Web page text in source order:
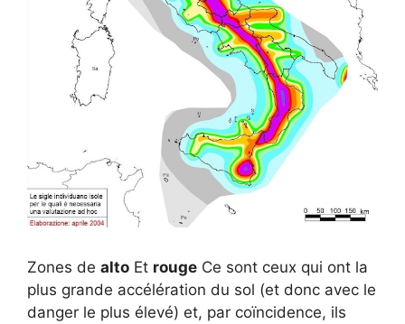
Zones de alto Et rouge Ce sont ceux qui ont la
plus grande accélération du sol (et donc avec le
danger le plus élevé) et, par coïncidence, ils